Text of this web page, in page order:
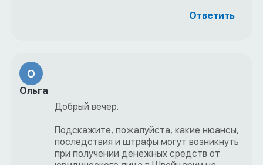
Ответить
О
Ольга
Добрый вечер.
Подскажите, пожалуйста, какие нюансы,
последствия и штрафы могут возникнуть
при получении денежных средств от